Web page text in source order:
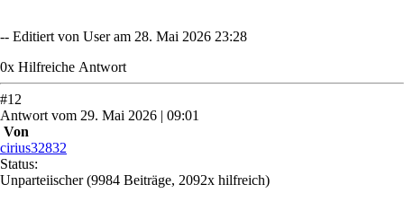
-- Editiert von User am 28. Mai 2026 23:28
0x Hilfreiche Antwort
#12
Antwort vom 29. Mai 2026 | 09:01
Von
cirius32832
Status:
Unparteiischer (9984 Beiträge, 2092x hilfreich)